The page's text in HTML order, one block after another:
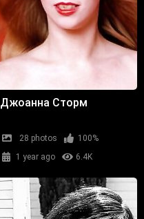
Джоанна Сторм
28 photos
100%
1 year ago
6.4K